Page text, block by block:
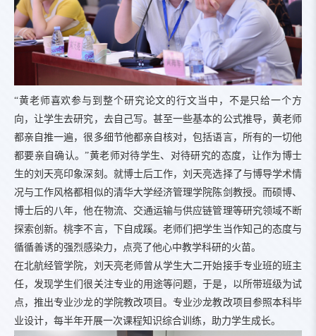
“黄老师喜欢参与到整个研究论文的行文当中，不是只给一个方
向，让学生去研究，去自己写。甚至一些基本的公式推导，黄老师
都亲自推一遍，很多细节他都亲自核对，包括语言，所有的一切他
都要亲自确认。”黄老师对待学生、对待研究的态度，让作为博士
生的刘天亮印象深刻。就博士后工作，刘天亮选择了与博导学术情
况与工作风格都相似的清华大学经济管理学院陈剑教授。而硕博、
博士后的八年，他在物流、交通运输与供应链管理等研究领域不断
探索创新。桃李不言，下自成蹊。老师们把学生当作知己的态度与
循循善诱的强烈感染力，点亮了他心中教学科研的火苗。
在北航经管学院，刘天亮老师曾从学生大二开始接手专业班的班主
任，发现学生们很关注专业的用途等问题，于是，以所带班级为试
点，推出专业沙龙的学院教改项目。专业沙龙教改项目参照本科毕
业设计，每半年开展一次课程知识综合训练，助力学生成长。